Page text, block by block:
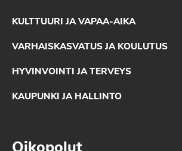
KULTTUURI JA VAPAA-AIKA
VARHAISKASVATUS JA KOULUTUS
HYVINVOINTI JA TERVEYS
KAUPUNKI JA HALLINTO